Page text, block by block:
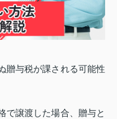
贈与税が課される可能性
で譲渡した場合、贈与と